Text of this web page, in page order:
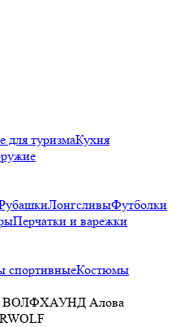
для туризмаКухня
ЛонгсливыФутболки
Перчатки и варежки
спортивныеКостюмы
ВОЛФХАУНД Алова